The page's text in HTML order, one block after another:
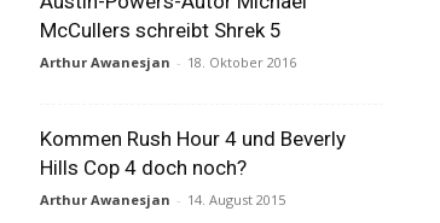
McCullers schreibt Shrek 5
Arthur Awanesjan - 18. Oktober 2016
Kommen Rush Hour 4 und Beverly
Hills Cop 4 doch noch?
Arthur Awanesjan - 14. August 2015